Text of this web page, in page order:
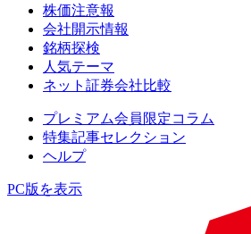
株価注意報
会社開示情報
銘柄探検
人気テーマ
ネット証券会社比較
プレミアム会員限定コラム
特集記事セレクション
ヘルプ
PC版を表示